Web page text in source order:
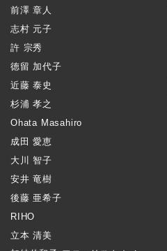
前澤 章人
志村 元子
許 宗秀
徳留 加代子
近藤 泰史
杉浦 孝之
Ohata Masahiro
成田 愛恵
大川 智子
安井 竜樹
後藤 亜希子
RIHO
立本 清美